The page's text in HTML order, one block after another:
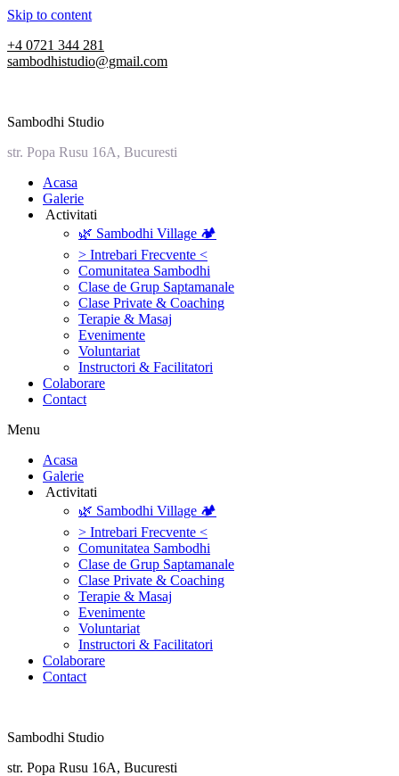
Skip to content
+4 0721 344 281
sambodhistudio@gmail.com
Sambodhi Studio
str. Popa Rusu 16A, Bucuresti
‎Acasa
Galerie
‎ ‎Activitati‎
🌿 Sambodhi Village 🏕️
> Intrebari Frecvente <
Comunitatea Sambodhi
Clase de Grup Saptamanale
Clase Private & Coaching
Terapie & Masaj
‎Evenimente
Voluntariat
‏‏‎Instructori & Facilitatori
Colaborare
Contact
Menu
‎Acasa
Galerie
‎ ‎Activitati‎
🌿 Sambodhi Village 🏕️
> Intrebari Frecvente <
Comunitatea Sambodhi
Clase de Grup Saptamanale
Clase Private & Coaching
Terapie & Masaj
‎Evenimente
Voluntariat
‏‏‎Instructori & Facilitatori
Colaborare
Contact
Sambodhi Studio
str. Popa Rusu 16A, Bucuresti